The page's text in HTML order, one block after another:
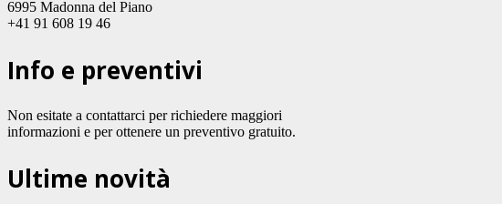
6995 Madonna del Piano
+41 91 608 19 46
Info e preventivi
Non esitate a contattarci per richiedere maggiori
informazioni e per ottenere un preventivo gratuito.
Ultime novità